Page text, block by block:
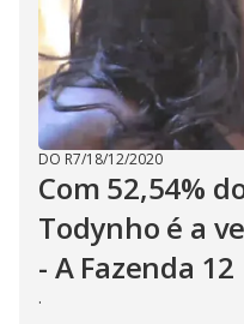
DO R7/18/12/2020
Com 52,54%
Todynho é a
- A Fazenda 12
.